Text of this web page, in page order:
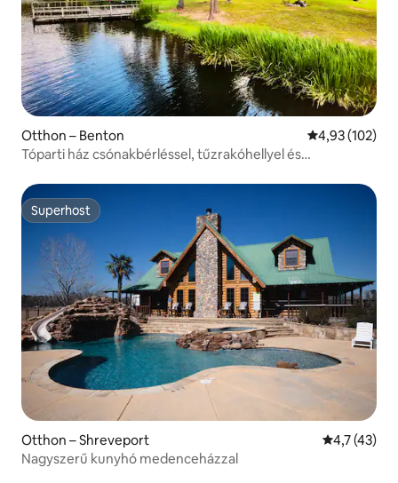
Otthon – Benton Átlagos
4,93 (102)
Tóparti ház csónakbérléssel, tűzrakóhellyel és
Superhost
Superhost
Otthon – Shreveport Átlagos
4,7 (43)
Nagyszerű kunyhó medenceházzal